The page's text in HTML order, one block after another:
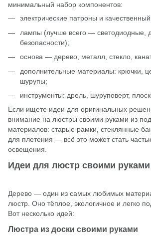
минимальный набор компонентов:
электрические патроны и
лампы (лучше всего — светодиодные,
безопасности);
основа — дерево, металл, стекло,
дополнительные материалы: крючки,
шурупы;
инструменты: дрель, шуруповерт,
Если ищете идеи для оригинальных
внимание на люстры своими руками из
материалов: старые рамки, стеклянные
для плетения — всё это может стать
освещения.
Идеи для люстр своими руками
Дерево — один из самых любимых
люстр. Оно тёплое, экологичное и легко
Вот несколько идей:
Люстра из доски своими руками